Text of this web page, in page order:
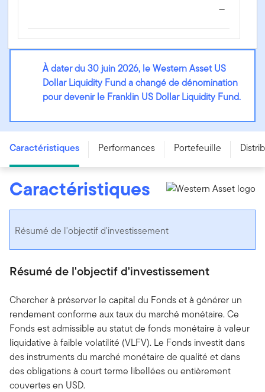
—
À dater du 30 juin 2026, le Western Asset US
Dollar Liquidity Fund a changé de dénomination
pour devenir le Franklin US Dollar Liquidity Fund.
Franklin US Dollar Liquidity Fund - Class D
Caractéristiques Performances Portefeuille
Caractéristiques
Résumé de l'objectif d'investissement
Résumé de l'objectif d'investissement
Chercher à préserver le capital du Fonds et à générer un
rendement conforme aux taux du marché monétaire. Ce
Fonds est admissible au statut de fonds monétaire à valeur
liquidative à faible volatilité (VLFV). Le Fonds investit dans
des instruments du marché monétaire de qualité et dans
des obligations à court terme libellées ou entièrement
couvertes en USD.